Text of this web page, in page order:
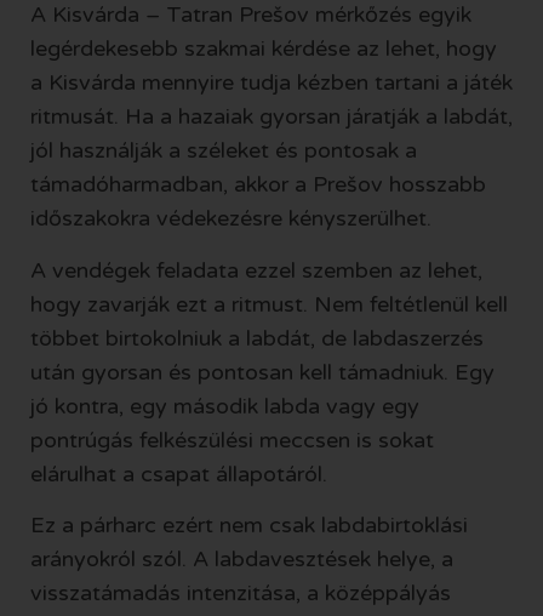
A Kisvárda – Tatran Prešov mérkőzés egyik
legérdekesebb szakmai kérdése az lehet, hogy
a Kisvárda mennyire tudja kézben tartani a játék
ritmusát. Ha a hazaiak gyorsan járatják a labdát,
jól használják a széleket és pontosak a
támadóharmadban, akkor a Prešov hosszabb
időszakokra védekezésre kényszerülhet.
A vendégek feladata ezzel szemben az lehet,
hogy zavarják ezt a ritmust. Nem feltétlenül kell
többet birtokolniuk a labdát, de labdaszerzés
után gyorsan és pontosan kell támadniuk. Egy
jó kontra, egy második labda vagy egy
pontrúgás felkészülési meccsen is sokat
elárulhat a csapat állapotáról.
Ez a párharc ezért nem csak labdabirtoklási
arányokról szól. A labdavesztések helye, a
visszatámadás intenzitása, a középpályás